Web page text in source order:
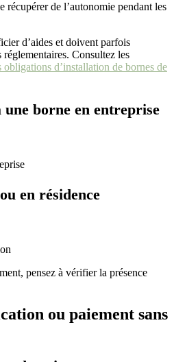
récupérer de l’autonomie pendant les
d’aides et doivent parfois
Consultez les
obligations d’installation de bornes de
une borne en entreprise
en résidence
pensez à vérifier la présence
ou paiement sans